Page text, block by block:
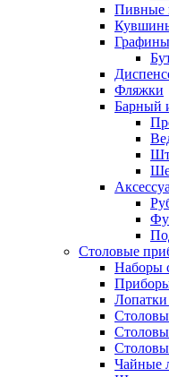
Пивные
Фляжки
Барный
Столовые
Наборы
Лопатки
Чайные